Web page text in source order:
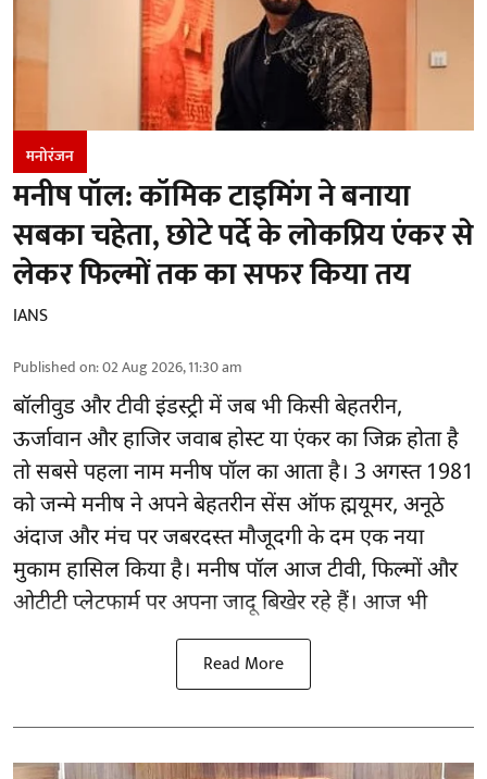
मनोरंजन
मनीष पॉल: कॉमिक टाइमिंग ने बनाया
सबका चहेता, छोटे पर्दे के लोकप्रिय एंकर से
लेकर फिल्मों तक का सफर किया तय
IANS
Published on:02 Aug 2026, 11:30 am
बॉलीवुड और टीवी इंडस्ट्री में जब भी किसी बेहतरीन,
ऊर्जावान और हाजिर जवाब होस्ट या एंकर का जिक्र होता है
तो सबसे पहला नाम मनीष पॉल का आता है। 3 अगस्त 1981
को जन्मे मनीष ने अपने बेहतरीन सेंस ऑफ ह्मयूमर, अनूठे
अंदाज और मंच पर जबरदस्त मौजूदगी के दम एक नया
मुकाम हासिल किया है। मनीष पॉल आज टीवी, फिल्मों और
ओटीटी प्लेटफार्म पर अपना जादू बिखेर रहे हैं। आज भी
Read More